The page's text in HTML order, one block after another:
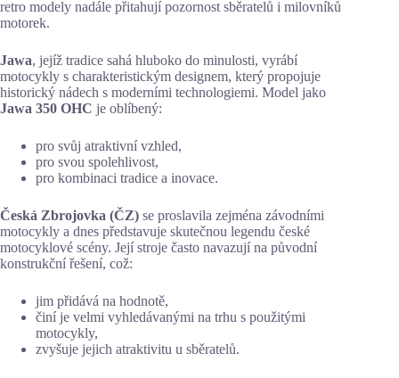
retro modely nadále přitahují pozornost sběratelů i milovníků
motorek.
Jawa, jejíž tradice sahá hluboko do minulosti, vyrábí
motocykly s charakteristickým designem, který propojuje
historický nádech s moderními technologiemi. Model jako
Jawa 350 OHC je oblíbený:
pro svůj atraktivní vzhled,
pro svou spolehlivost,
pro kombinaci tradice a inovace.
Česká Zbrojovka (ČZ) se proslavila zejména závodními
motocykly a dnes představuje skutečnou legendu české
motocyklové scény. Její stroje často navazují na původní
konstrukční řešení, což:
jim přidává na hodnotě,
činí je velmi vyhledávanými na trhu s použitými
motocykly,
zvyšuje jejich atraktivitu u sběratelů.